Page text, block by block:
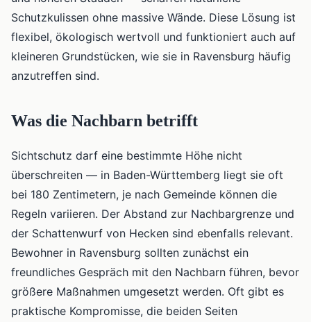
Schutzkulissen ohne massive Wände. Diese Lösung ist
flexibel, ökologisch wertvoll und funktioniert auch auf
kleineren Grundstücken, wie sie in Ravensburg häufig
anzutreffen sind.
Was die Nachbarn betrifft
Sichtschutz darf eine bestimmte Höhe nicht
überschreiten — in Baden-Württemberg liegt sie oft
bei 180 Zentimetern, je nach Gemeinde können die
Regeln variieren. Der Abstand zur Nachbargrenze und
der Schattenwurf von Hecken sind ebenfalls relevant.
Bewohner in Ravensburg sollten zunächst ein
freundliches Gespräch mit den Nachbarn führen, bevor
größere Maßnahmen umgesetzt werden. Oft gibt es
praktische Kompromisse, die beiden Seiten